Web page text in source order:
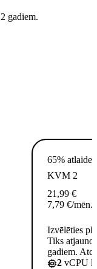
gadiem.
65% atlaide
KVM 2
21,99 €
7,79 €/mēn.
Izvēlēties
Tiks
gadiem.
2 vCPU